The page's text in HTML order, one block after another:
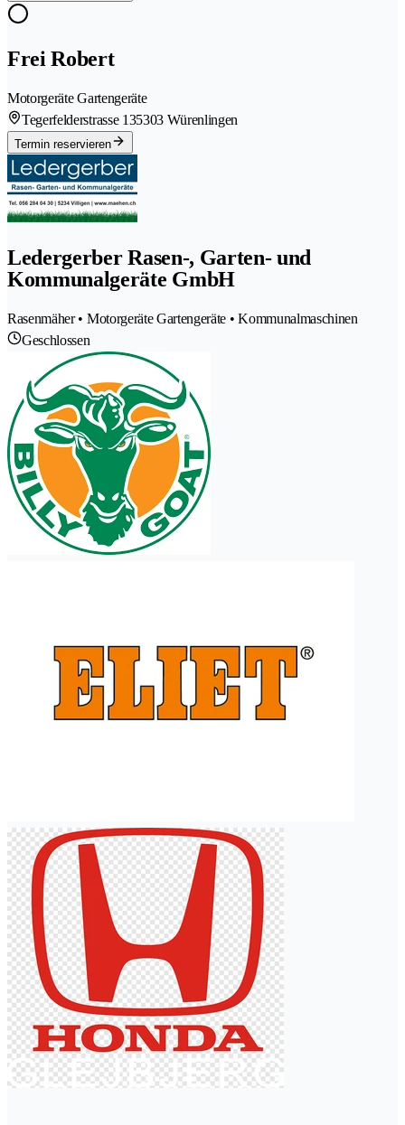
Frei Robert
Motorgeräte Gartengeräte
Tegerfelderstrasse 135303 Würenlingen
Termin reservieren
Ledergerber Rasen-, Garten- und
Kommunalgeräte GmbH
Rasenmäher • Motorgeräte Gartengeräte • Kommunalmaschinen
Geschlossen